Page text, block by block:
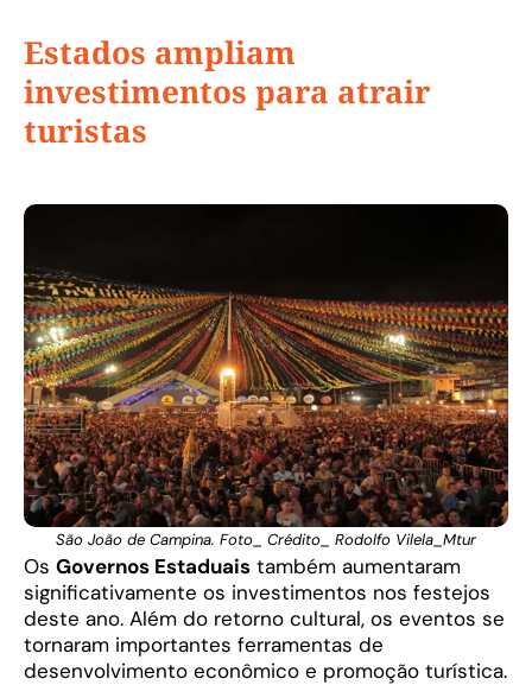
Estados ampliam
investimentos para atrair
turistas
São João de Campina. Foto_ Crédito_ Rodolfo Vilela_Mtur
Os Governos Estaduais também aumentaram
significativamente os investimentos nos festejos
deste ano. Além do retorno cultural, os eventos se
tornaram importantes ferramentas de
desenvolvimento econômico e promoção turística.